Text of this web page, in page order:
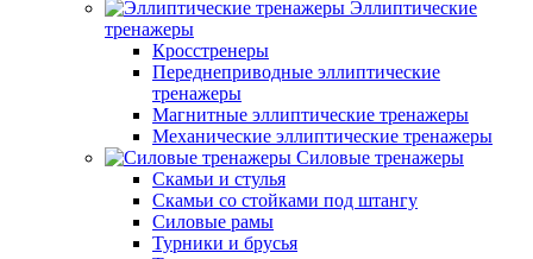
Эллиптические
тренажеры
Кросстренеры
Переднеприводные эллиптические
тренажеры
Магнитные эллиптические тренажеры
Механические эллиптические тренажеры
Силовые тренажеры
Скамьи и стулья
Скамьи со стойками под штангу
Силовые рамы
Турники и брусья